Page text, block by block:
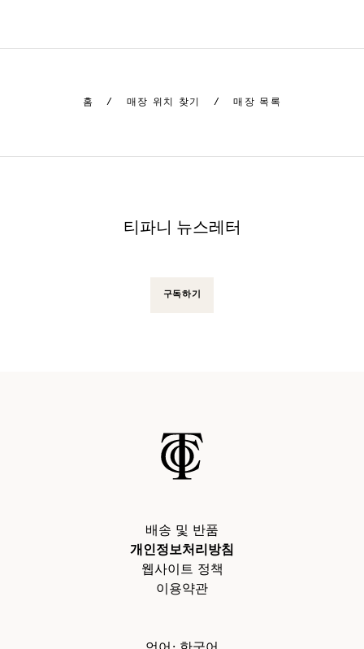
홈 / 매장 위치 찾기 / 매장 목록
티파니 뉴스레터
구독하기
배송 및 반품
개인정보처리방침
웹사이트 정책
이용약관